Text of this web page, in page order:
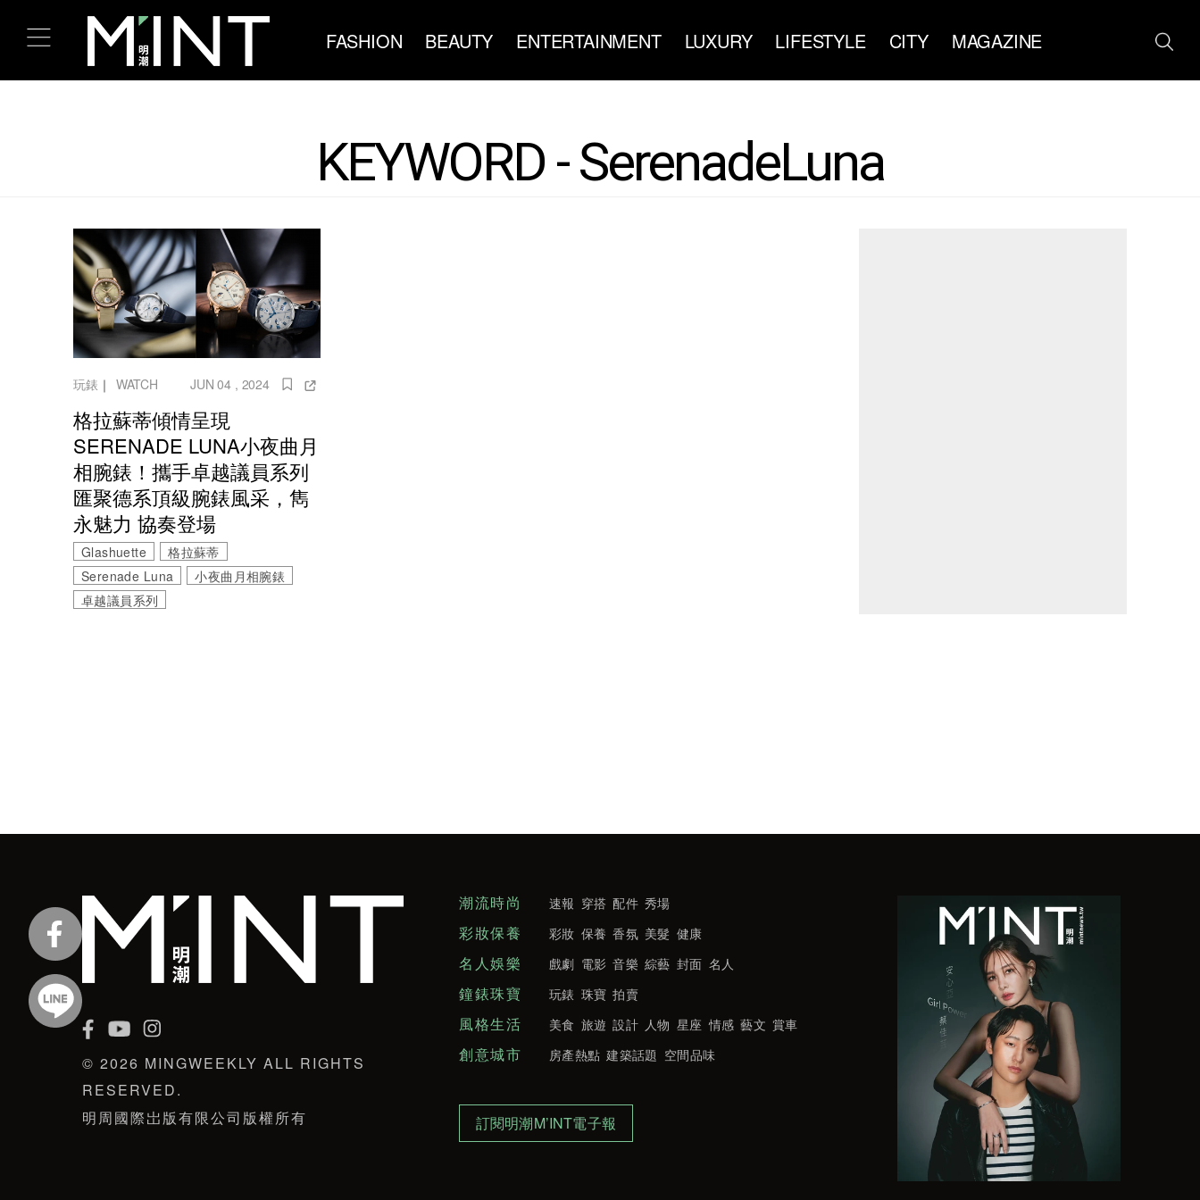
FASHION BEAUTY ENTERTAINMENT LUXURY LIFESTYLE CITY MAGAZINE
KEYWORD - SerenadeLuna
玩錶 ｜ WATCH JUN 04 , 2024
格拉蘇蒂傾情呈現
SERENADE LUNA小夜曲月
相腕錶！攜手卓越議員系列
匯聚德系頂級腕錶風采，雋
永魅力 協奏登場
Glashuette
格拉蘇蒂
Serenade Luna
小夜曲月相腕錶
卓越議員系列
© 2026 MINGWEEKLY ALL RIGHTS
RESERVED.
明周國際岀版有限公司版權所有
潮流時尚 速報 穿搭 配件 秀場
彩妝保養 彩妝 保養 香氛 美髮 健康
名人娛樂 戲劇 電影 音樂 綜藝 封面 名人
鐘錶珠寶 玩錶 珠寶 拍賣
風格生活 美食 旅遊 設計 人物 星座 情感 藝文 賞車
創意城市 房產熱點 建築話題 空間品味
訂閱明潮M’INT電子報